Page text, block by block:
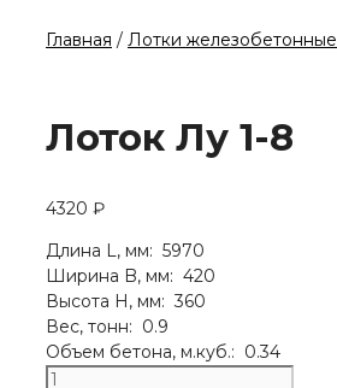
Главная / Лотки железобетонные
Лоток Лу 1-8
4320 ₽
Длина L, мм: 5970
Ширина B, мм: 420
Высота H, мм: 360
Вес, тонн: 0.9
Объем бетона, м.куб.: 0.34
Количество